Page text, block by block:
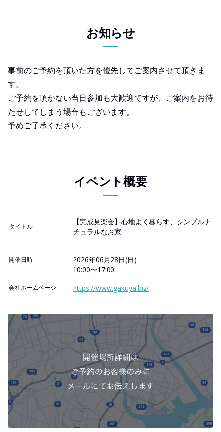
お知らせ
事前のご予約を頂いた方を優先してご案内させて頂きま
す。
ご予約を頂かない当日参加も大歓迎ですが、ご案内をお待
たせしてしまう場合もございます。
予めご了承ください。
イベント概要
タイトル
【完成見楽会】心地よく暮らす、シンプルナ
チュラルなお家
開催日時
2026年06月28日(日)
10:00〜17:00
会社ホームページ https://www.gakuya.biz/